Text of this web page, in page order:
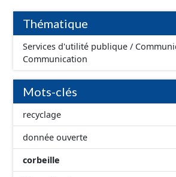
Thématique
Services d'utilité publique /
Communication
Mots-clés
recyclage
donnée ouverte
corbeille